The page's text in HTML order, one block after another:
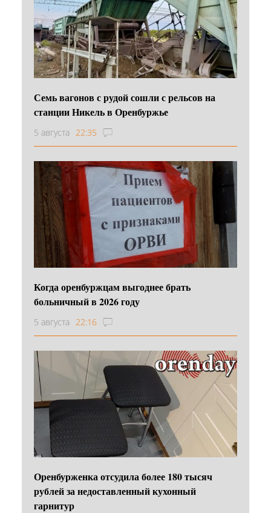
Семь вагонов с рудой сошли с рельсов на
станции Никель в Оренбуржье
5 августа 22:35
Когда оренбуржцам выгоднее брать
больничный в 2026 году
5 августа 22:16
Оренбурженка отсудила более 180 тысяч
рублей за недоставленный кухонный
гарнитур